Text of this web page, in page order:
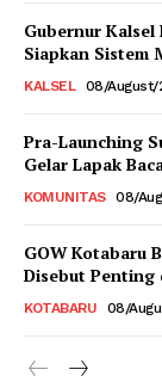
Gubernur Kalsel
Siapkan Sistem
KALSEL 08/August/
Pra-Launching
Gelar Lapak
KOMUNITAS 08/
GOW Kotabaru
Disebut Penting
KOTABARU 08/